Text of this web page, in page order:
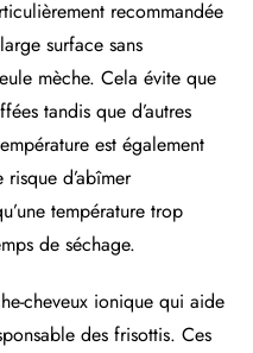
recommandée
surface sans
mèche. Cela évite que
tandis que d’autres
est également
d’abîmer
température trop
de séchage.
cheveux ionique qui aide
des frisottis. Ces